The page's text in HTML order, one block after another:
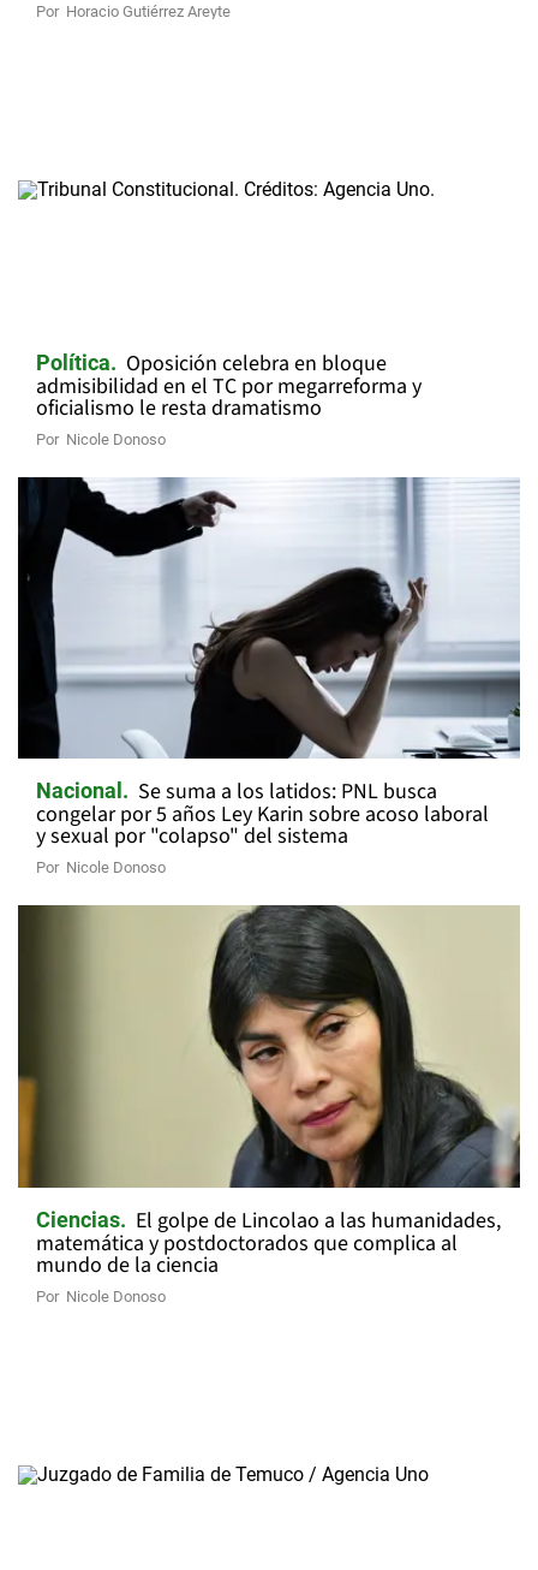
Por Horacio Gutiérrez Areyte
Política Oposición celebra en bloque
admisibilidad en el TC por megarreforma y
oficialismo le resta dramatismo
Por Nicole Donoso
Nacional Se suma a los latidos: PNL busca
congelar por 5 años Ley Karin sobre acoso laboral
y sexual por "colapso" del sistema
Por Nicole Donoso
Ciencias El golpe de Lincolao a las humanidades,
matemática y postdoctorados que complica al
mundo de la ciencia
Por Nicole Donoso